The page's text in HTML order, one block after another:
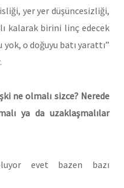
yer yer düşüncesizliği,
kalarak birini linç edecek
o doğuyu batı yarattı”
ne olmalı sizce? Nerede
ya da uzaklaşmalılar
evet bazen bazı